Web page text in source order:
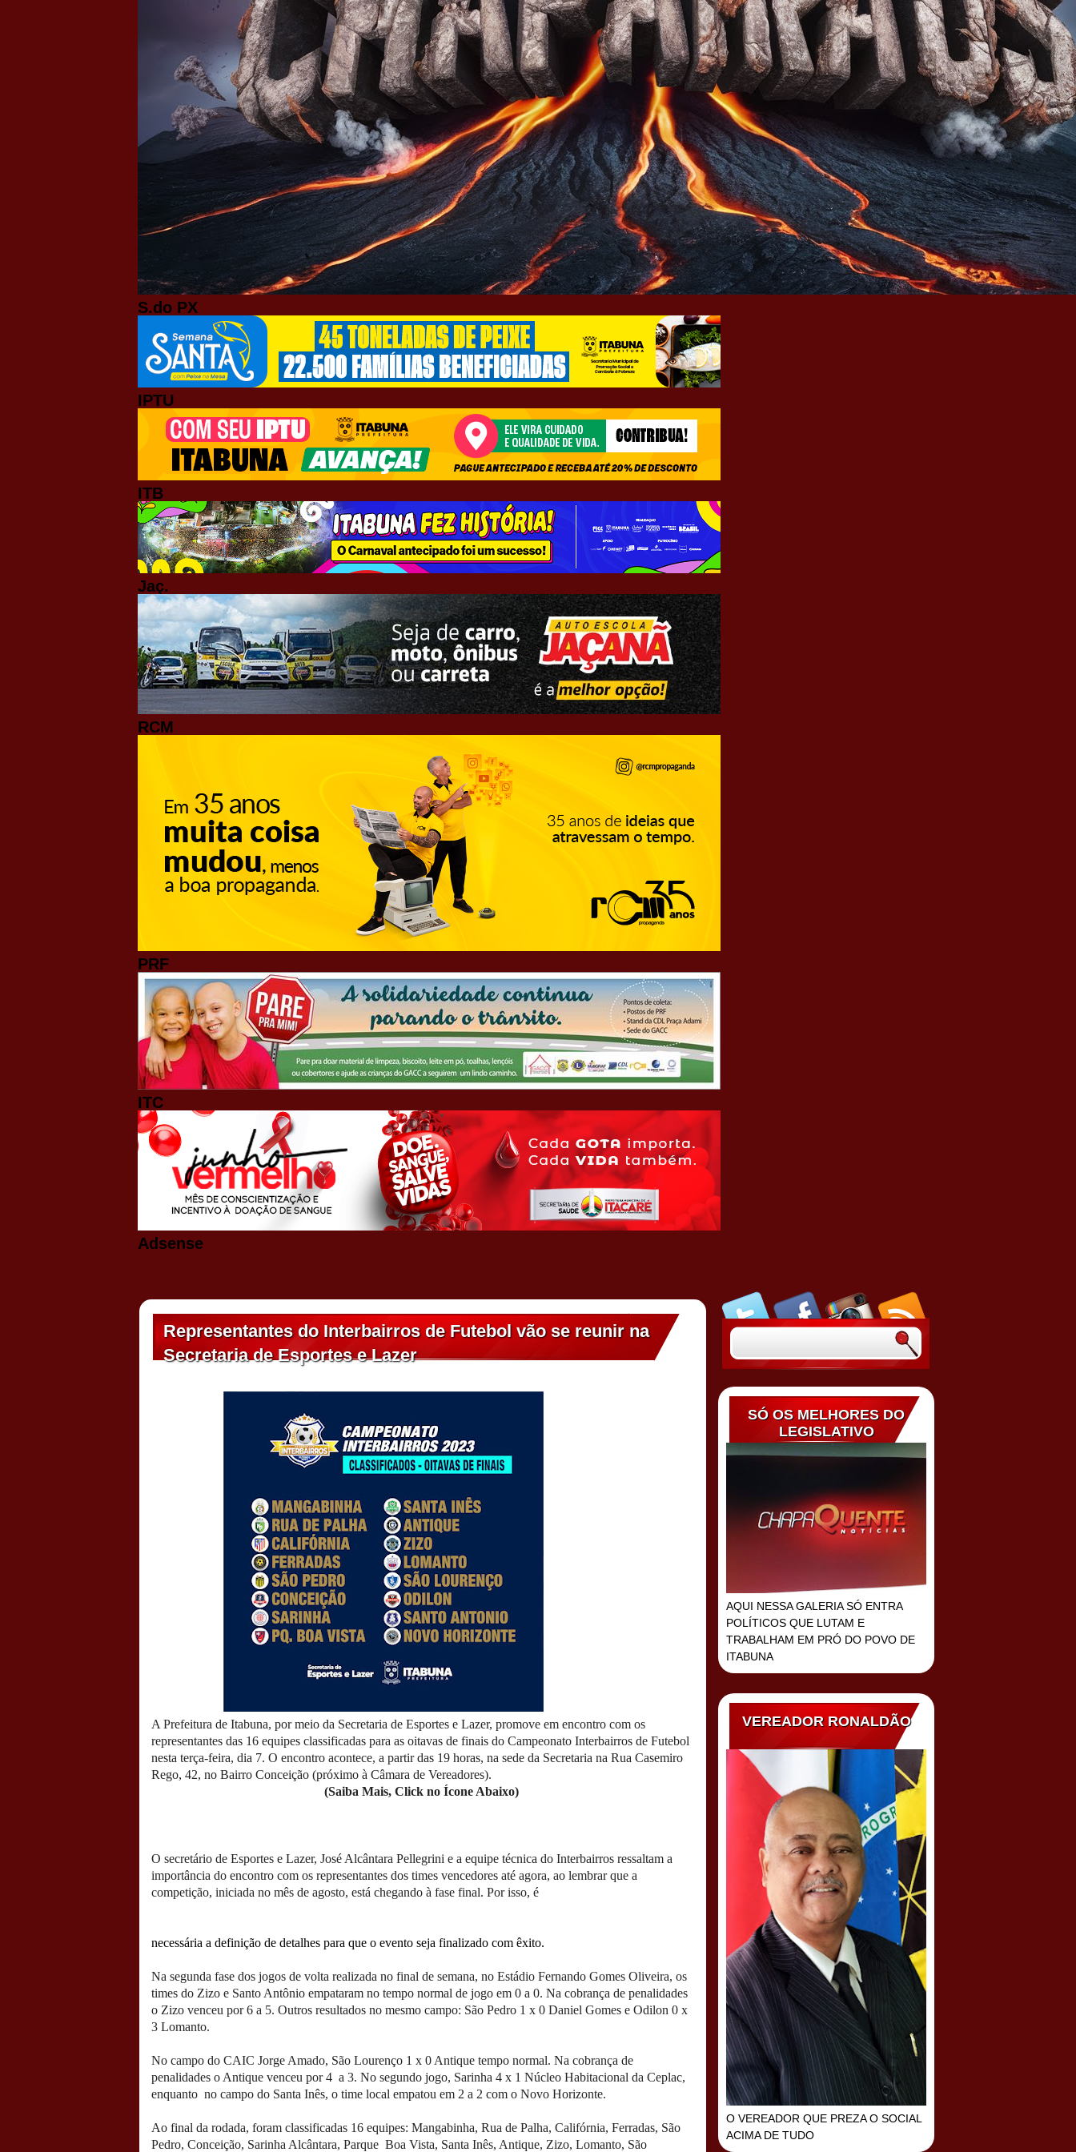
S.do PX
IPTU
ITB
Jaç.
RCM
PRF
ITC
Adsense
Representantes do Interbairros de Futebol vão se reunir na
Secretaria de Esportes e Lazer
A Prefeitura de Itabuna, por meio da Secretaria de Esportes e Lazer, promove em encontro com os
representantes das 16 equipes classificadas para as oitavas de finais do Campeonato Interbairros de Futebol
nesta terça-feira, dia 7. O encontro acontece, a partir das 19 horas, na sede da Secretaria na Rua Casemiro
Rego, 42, no Bairro Conceição (próximo à Câmara de Vereadores).
(Saiba Mais, Click no Ícone Abaixo)
O secretário de Esportes e Lazer, José Alcântara Pellegrini e a equipe técnica do Interbairros ressaltam a
importância do encontro com os representantes dos times vencedores até agora, ao lembrar que a
competição, iniciada no mês de agosto, está chegando à fase final. Por isso, é
necessária a definição de detalhes para que o evento seja finalizado com êxito.
Na segunda fase dos jogos de volta realizada no final de semana, no Estádio Fernando Gomes Oliveira, os
times do Zizo e Santo Antônio empataram no tempo normal de jogo em 0 a 0. Na cobrança de penalidades
o Zizo venceu por 6 a 5. Outros resultados no mesmo campo: São Pedro 1 x 0 Daniel Gomes e Odilon 0 x
3 Lomanto.
No campo do CAIC Jorge Amado, São Lourenço 1 x 0 Antique tempo normal. Na cobrança de
penalidades o Antique venceu por 4 a 3. No segundo jogo, Sarinha 4 x 1 Núcleo Habitacional da Ceplac,
enquanto no campo do Santa Inês, o time local empatou em 2 a 2 com o Novo Horizonte.
Ao final da rodada, foram classificadas 16 equipes: Mangabinha, Rua de Palha, Califórnia, Ferradas, São
Pedro, Conceição, Sarinha Alcântara, Parque Boa Vista, Santa Inês, Antique, Zizo, Lomanto, São
SÓ OS MELHORES DO
LEGISLATIVO
AQUI NESSA GALERIA SÓ ENTRA
POLÍTICOS QUE LUTAM E
TRABALHAM EM PRÓ DO POVO DE
ITABUNA
VEREADOR RONALDÃO
O VEREADOR QUE PREZA O SOCIAL
ACIMA DE TUDO